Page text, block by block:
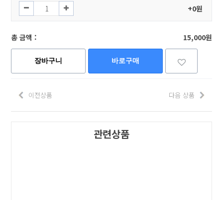
+0원
총 금액 : 15,000원
장바구니 바로구매
이전상품 다음 상품
관련상품